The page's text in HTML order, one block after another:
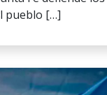
pueblo […]